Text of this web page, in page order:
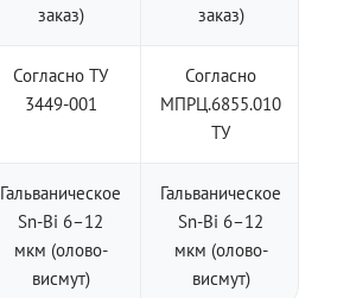
заказ)
заказ)
Согласно ТУ
3449-001
Согласно
МПРЦ.6855.010
ТУ
Гальваническое
Sn-Bi 6–12
мкм (олово-
висмут)
Гальваническое
Sn-Bi 6–12
мкм (олово-
висмут)